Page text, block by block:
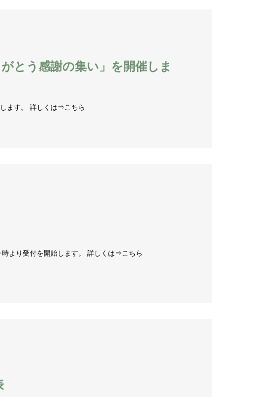
とう感謝の集い」を開催しま
ます。 詳しくは⇒こちら
より受付を開始します。 詳しくは⇒こちら